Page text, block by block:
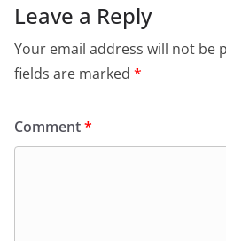
Leave a Reply
Your email address will not be
fields are marked *
Comment*